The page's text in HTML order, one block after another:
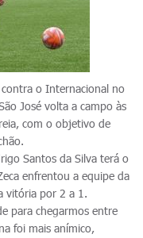
contra o Internacional no
José volta a campo às
com o objetivo de
Santos da Silva terá o
enfrentou a equipe da
vitória por 2 a 1.
para chegarmos entre
foi mais anímico,